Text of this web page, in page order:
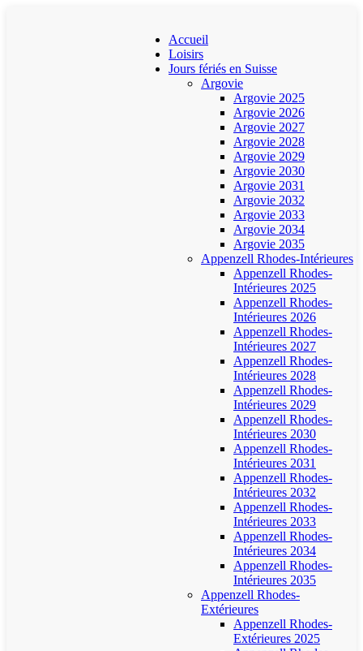
Accueil
Loisirs
Jours fériés en Suisse
Argovie
Argovie 2025
Argovie 2026
Argovie 2027
Argovie 2028
Argovie 2029
Argovie 2030
Argovie 2031
Argovie 2032
Argovie 2033
Argovie 2034
Argovie 2035
Appenzell Rhodes-Intérieures
Appenzell Rhodes-
Intérieures 2025
Appenzell Rhodes-
Intérieures 2026
Appenzell Rhodes-
Intérieures 2027
Appenzell Rhodes-
Intérieures 2028
Appenzell Rhodes-
Intérieures 2029
Appenzell Rhodes-
Intérieures 2030
Appenzell Rhodes-
Intérieures 2031
Appenzell Rhodes-
Intérieures 2032
Appenzell Rhodes-
Intérieures 2033
Appenzell Rhodes-
Intérieures 2034
Appenzell Rhodes-
Intérieures 2035
Appenzell Rhodes-
Extérieures
Appenzell Rhodes-
Extérieures 2025